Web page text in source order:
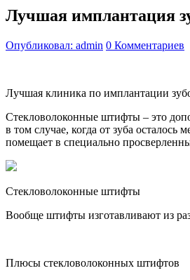
Лучшая имплантация
Опубликовал: admin 0 Комментариев
Лучшая клиника по имплантации
Стекловолоконные штифты – это
в том случае, когда от зуба осталось
помещает в специально
Стекловолоконные штифты
Вообще штифты изготавливают из
Плюсы стекловолоконных штифтов